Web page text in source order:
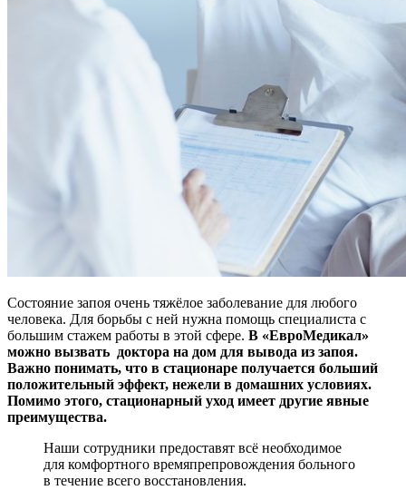
Состояние запоя очень тяжёлое заболевание для любого
человека. Для борьбы с ней нужна помощь специалиста с
большим стажем работы в этой сфере. В «ЕвроМедикал»
можно вызвать доктора на дом для вывода из запоя.
Важно понимать, что в стационаре получается больший
положительный эффект, нежели в домашних условиях.
Помимо этого, стационарный уход имеет другие явные
преимущества.
Наши сотрудники предоставят всё необходимое
для комфортного времяпрепровождения больного
в течение всего восстановления.